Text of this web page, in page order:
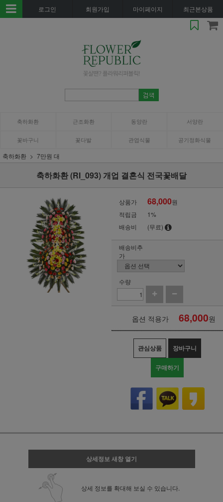
로그인 회원가입 마이페이지 최근본상품
축하화환 근조화환 동양란 서양란
꽃바구니 꽃다발 관엽식물 공기정화식물
축하화환 7만원 대
축하화환 (RI_093) 개업 결혼식 전국꽃배달
상품가 68,000원
적립금
1%
배송비
(무료)
배송비추
가
수량
옵션 적용가 68,000원
관심상품 장바구니
구매하기
상세정보 새창 열기
상세 정보를 확대해 보실 수 있습니다.